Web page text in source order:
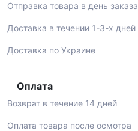
Отправка товара в день заказа
Доставка в течении 1-3-х дней
Доставка по Украине
Оплата
Возврат в течение 14 дней
Оплата товара после осмотра